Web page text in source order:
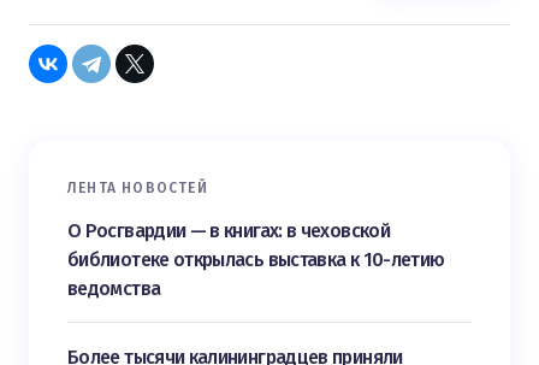
ЛЕНТА НОВОСТЕЙ
О Росгвардии — в книгах: в чеховской
библиотеке открылась выставка к 10-летию
ведомства
Более тысячи калининградцев приняли